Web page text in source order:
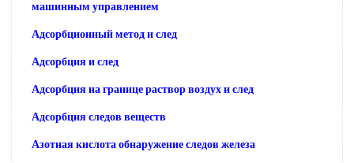
машинным управлением
Адсорбционный метод и след
Адсорбция и след
Адсорбция на границе раствор воздух и след
Адсорбция следов веществ
Азотная кислота обнаружение следов железа